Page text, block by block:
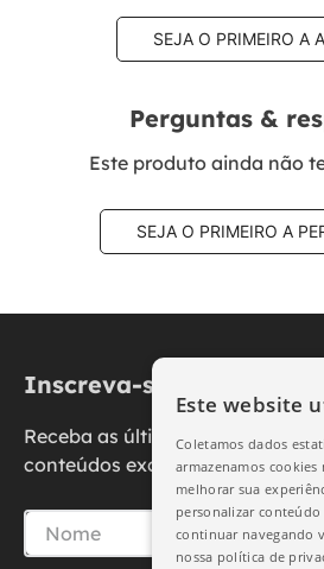
SEJA O PRIMEIRO A
Perguntas &
Este produto ainda não
SEJA O PRIMEIRO A
Inscreva-se na nossa
Receba as últimas novidades,
conteúdos exclusivos
Este website
Coletamos dados
armazenamos
melhorar sua
personalizar
continuar navegando
nossa política de